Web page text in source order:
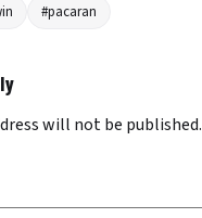
#pacaran
will not be published.